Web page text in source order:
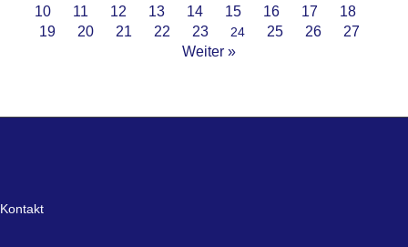
10
11 12 13 14 15 16 17
18
19
20 21 22 23 24 25 26
27
Weiter »
Kontakt